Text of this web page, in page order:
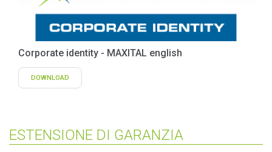
Corporate identity - MAXITAL english
DOWNLOAD
ESTENSIONE DI GARANZIA